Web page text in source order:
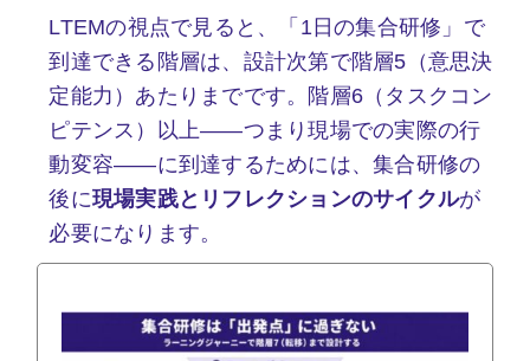
LTEMの視点で見ると、「1日の集合研修」で
到達できる階層は、設計次第で階層5（意思決
定能力）あたりまでです。階層6（タスクコン
ピテンス）以上——つまり現場での実際の行
動変容——に到達するためには、集合研修の
後に現場実践とリフレクションのサイクルが
必要になります。